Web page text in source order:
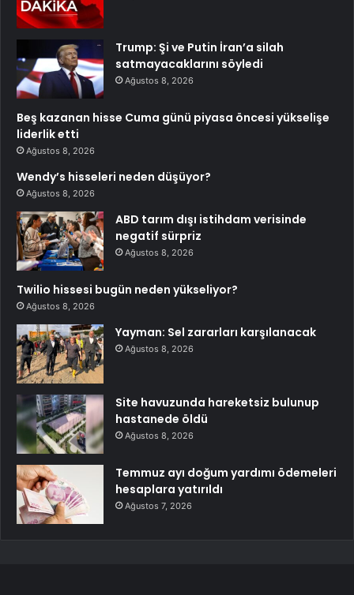
Trump: Şi ve Putin İran’a silah
satmayacaklarını söyledi
Ağustos 8, 2026
Beş kazanan hisse Cuma günü piyasa öncesi yükselişe
liderlik etti
Ağustos 8, 2026
Wendy’s hisseleri neden düşüyor?
Ağustos 8, 2026
ABD tarım dışı istihdam verisinde
negatif sürpriz
Ağustos 8, 2026
Twilio hissesi bugün neden yükseliyor?
Ağustos 8, 2026
Yayman: Sel zararları karşılanacak
Ağustos 8, 2026
Site havuzunda hareketsiz bulunup
hastanede öldü
Ağustos 8, 2026
Temmuz ayı doğum yardımı ödemeleri
hesaplara yatırıldı
Ağustos 7, 2026